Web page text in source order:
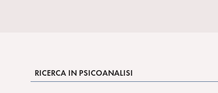
RICERCA IN PSICOANALISI